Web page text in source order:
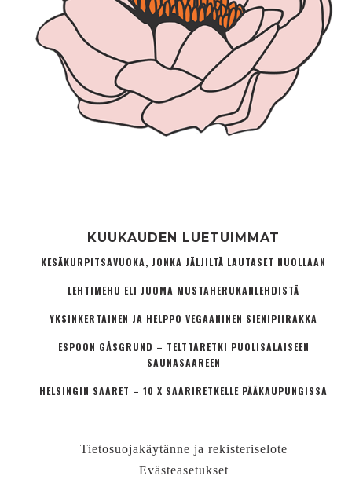
KUUKAUDEN LUETUIMMAT
KESÄKURPITSAVUOKA, JONKA JÄLJILTÄ LAUTASET NUOLLAAN
LEHTIMEHU ELI JUOMA MUSTAHERUKANLEHDISTÄ
YKSINKERTAINEN JA HELPPO VEGAANINEN SIENIPIIRAKKA
ESPOON GÅSGRUND – TELTTARETKI PUOLISALAISEEN
SAUNASAAREEN
HELSINGIN SAARET – 10 X SAARIRETKELLE PÄÄKAUPUNGISSA
Tietosuojakäytänne ja rekisteriselote
Evästeasetukset